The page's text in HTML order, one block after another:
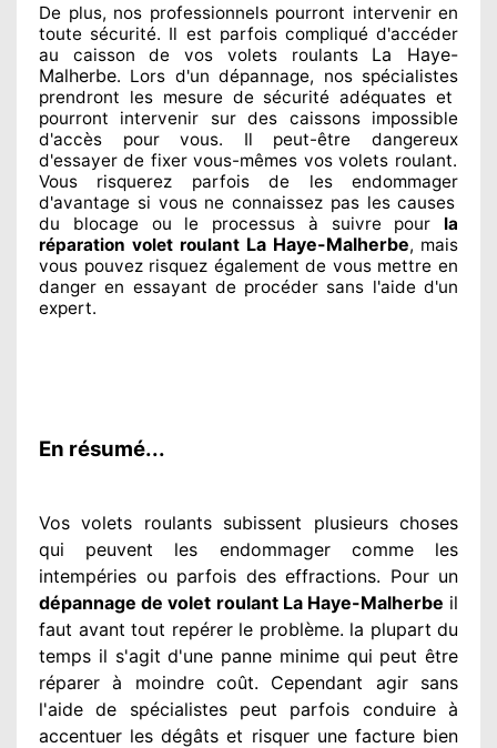
De plus, nos professionnelspourront interveniren
toute sécurité. Il est parfois compliquéd'accéder
au caisson de vos volets roulants La Haye-
Malherbe. Lors d'un dépannage, nos spécialistes
prendront les mesure de sécurité adéquates et
pourront intervenir sur des caissons impossible
d'accès pour vous. Il peut-être dangereux
d'essayer de fixervous-mêmes vos volets roulant.
Vous risquerez parfois de les endommager
d'avantage si vous ne connaissez pas les causes
du blocage ou le processus à suivre pour la
réparation volet roulant La Haye-Malherbe, mais
vous pouvez risquez également de vous mettre en
danger en essayant de procéder sans l'aide d'un
expert.
En résumé...
Vos volets roulants subissent plusieurschoses
qui peuvent les endommagercomme les
intempéries ou parfois des effractions. Pour un
dépannage de volet roulant La Haye-Malherbe il
faut avant tout repérerle problème. la plupart du
temps il s'agit d'une panne minime qui peut être
réparer à moindrecoût. Cependant agirsans
l'aide de spécialistespeut parfois conduire à
accentuer les dégâts et risquer une facture bien